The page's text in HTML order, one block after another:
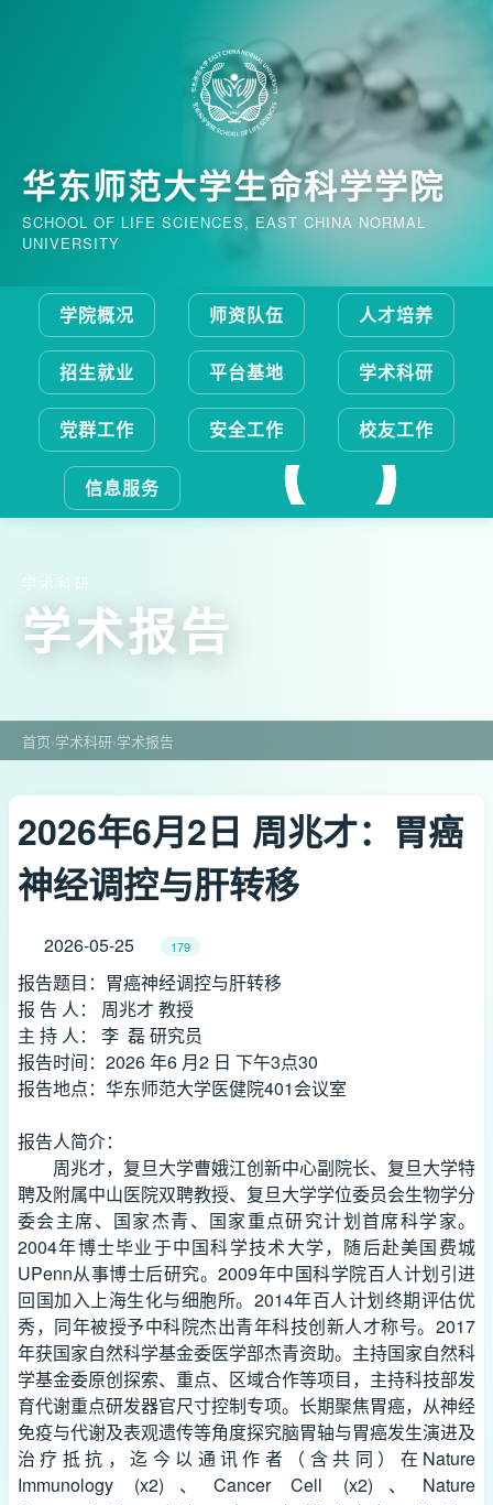
华东师范大学生命科学学院
SCHOOL OF LIFE SCIENCES, EAST CHINA NORMAL
UNIVERSITY
学院概况 师资队伍 人才培养
招生就业 平台基地 学术科研
党群工作 安全工作 校友工作
信息服务
学术科研
学术报告
首页›学术科研›学术报告
2026年6月2日 周兆才：胃癌
神经调控与肝转移
2026-05-25 179
报告题目：胃癌神经调控与肝转移
报 告 人： 周兆才 教授
主 持 人： 李 磊 研究员
报告时间：2026 年6 月2 日 下午3点30
报告地点：华东师范大学医健院401会议室
报告人简介：
周兆才，复旦大学曹娥江创新中心副院长、复旦大学特
聘及附属中山医院双聘教授、复旦大学学位委员会生物学分
委会主席、国家杰青、国家重点研究计划首席科学家。
2004年博士毕业于中国科学技术大学，随后赴美国费城
UPenn从事博士后研究。2009年中国科学院百人计划引进
回国加入上海生化与细胞所。2014年百人计划终期评估优
秀，同年被授予中科院杰出青年科技创新人才称号。2017
年获国家自然科学基金委医学部杰青资助。主持国家自然科
学基金委原创探索、重点、区域合作等项目，主持科技部发
育代谢重点研发器官尺寸控制专项。长期聚焦胃癌，从神经
免疫与代谢及表观遗传等角度探究脑胃轴与胃癌发生演进及
治疗抵抗，迄今以通讯作者（含共同）在Nature
Immunology (x2)、Cancer Cell (x2)、Nature